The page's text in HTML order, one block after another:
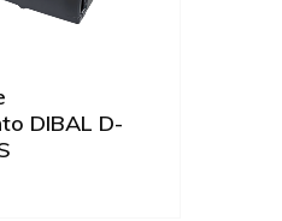
DIBAL D-